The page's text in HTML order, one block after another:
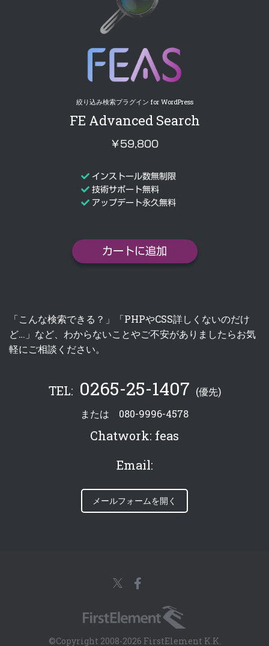
絞り込み検索プラグイン for WordPress
FE Advanced Search
￥59,800
インストール数無制限
技術サポート無料
アップデート永久無料
カートに追加
「こんな検索できる？」「PHPやCSS詳しくないのだけ
ど…」など、わからないことやご不安がありましたらお気
軽にご相談ください。
TEL: 0265-25-1407 (優先)
または 080-9996-4578
Chatwork: feas
Email:
メールフォームを開く
©Copyright 2008-2026 FirstElement K.K.